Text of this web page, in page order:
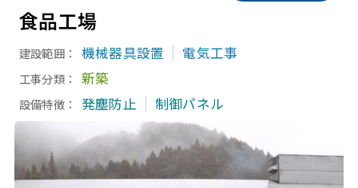
食品工場
建設範囲： 機械器具設置 電気工事
工事分類： 新築
設備特徴： 発塵防止 制御パネル